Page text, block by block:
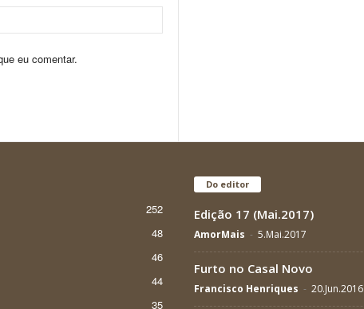
eu comentar.
252
48
46
44
35
Do editor
Edição 17 (Mai.2017)
AmorMais - 5.Mai.2017
Furto no Casal Novo
Francisco Henriques - 20.Jun.2016